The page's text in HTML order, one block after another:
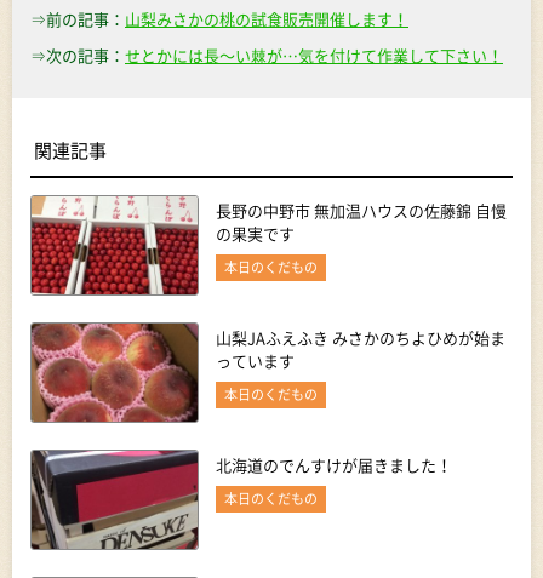
⇒前の記事： 山梨みさかの桃の試食販売開催します！
⇒次の記事： せとかには長〜い棘が…気を付けて作業して下さい！
関連記事
長野の中野市 無加温ハウスの佐藤錦 自慢
の果実です
本日のくだもの
山梨JAふえふき みさかのちよひめが始ま
っています
本日のくだもの
北海道のでんすけが届きました！
本日のくだもの